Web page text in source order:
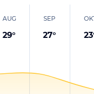
AUG
29°
SEP
27° 23